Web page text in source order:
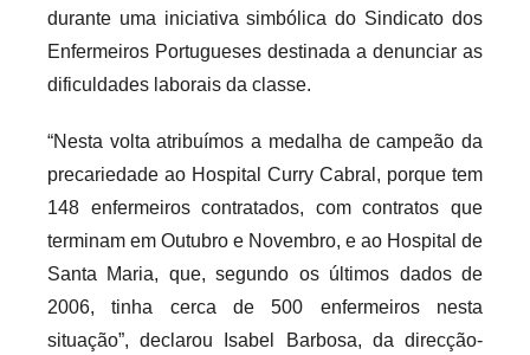
o
s
i
f
l
e
x
i
v
e
durante uma iniciativa simbólica do Sindicato dos
Enfermeiros Portugueses destinada a denunciar as
dificuldades laborais da classe.
“Nesta volta atribuímos a medalha de campeão da
precariedade ao Hospital Curry Cabral, porque tem
148 enfermeiros contratados, com contratos que
terminam em Outubro e Novembro, e ao Hospital de
Santa Maria, que, segundo os últimos dados de
2006, tinha cerca de 500 enfermeiros nesta
situação”, declarou Isabel Barbosa, da direcção-